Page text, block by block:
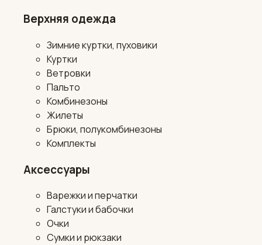
Верхняя одежда
Зимние куртки, пуховики
Куртки
Ветровки
Пальто
Комбинезоны
Жилеты
Брюки, полукомбинезоны
Комплекты
Аксессуары
Варежки и перчатки
Галстуки и бабочки
Очки
Сумки и рюкзаки